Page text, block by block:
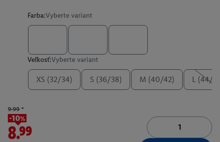
Farba:Vyberte variant
Veľkosť:Vyberte variant
XS (32/34) S (36/38) M (40/42) L (44/
9.99 *
-10%
8.99